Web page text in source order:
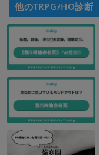
他のTRPG/HO診断